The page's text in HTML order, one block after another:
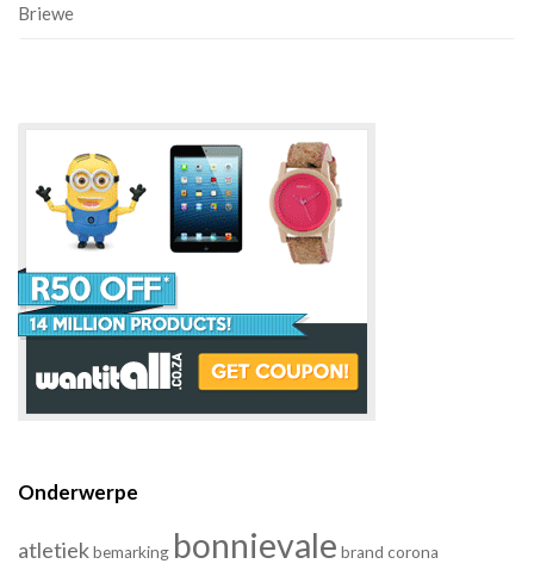
Briewe
Onderwerpe
atletiekbemarking bonnievale brand corona